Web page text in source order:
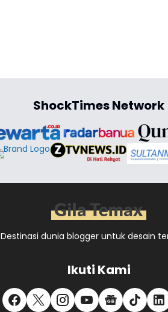
ShockTimes Network
Destinasi dunia blogger untuk desain
Ikuti Kami